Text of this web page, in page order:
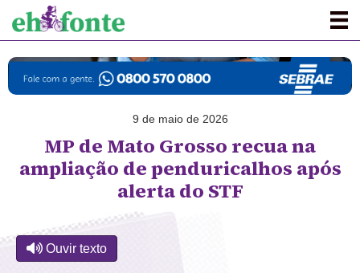
9 de maio de 2026
MP de Mato Grosso recua na
ampliação de penduricalhos após
alerta do STF
Ouvir texto